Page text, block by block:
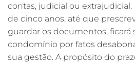
contas, judicial ou extrajudicial.
de cinco anos, até que
guardar os documentos, ficará
condomínio por fatos
sua gestão. A propósito do